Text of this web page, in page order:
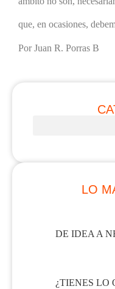
que, en ocasiones,
Por Juan R. Porras B
LO
DE IDEA A
¿TIENES LO